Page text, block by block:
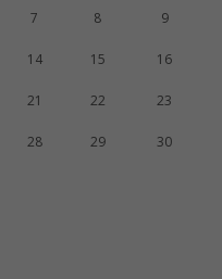
7 8 9
14 15 16
21 22 23
28 29 30